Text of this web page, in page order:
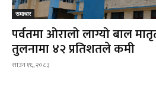
समाचार
पर्वतमा ओरालो लाग्यो बाल
तुलनामा ४२ प्रतिशतले कमी
साउन १६, २०८३